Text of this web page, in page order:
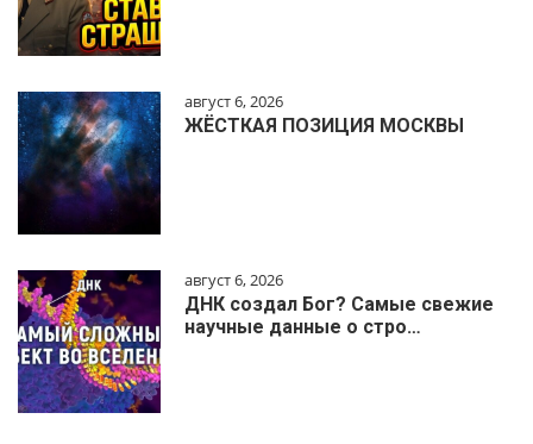
август 6, 2026
ЖЁСТКАЯ ПОЗИЦИЯ МОСКВЫ
август 6, 2026
ДНК создал Бог? Самые свежие
научные данные о стро…